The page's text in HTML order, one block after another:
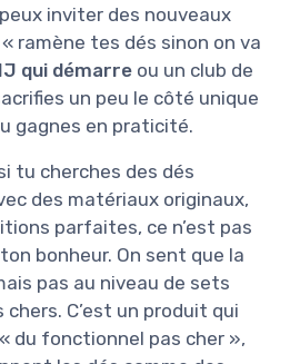
inviter des nouveaux
ramène tes dés sinon on va
qui démarre ou un club de
un peu le côté unique
gagnes en praticité.
tu cherches des dés
des matériaux originaux,
parfaites, ce n’est pas
bonheur. On sent que la
pas au niveau de sets
C’est un produit qui
du fonctionnel pas cher »,